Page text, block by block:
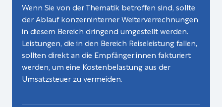
Wenn Sie von der Thematik betroffen sind, sollte
der Ablauf konzerninterner Weiterverrechnungen
in diesem Bereich dringend umgestellt werden.
Leistungen, die in den Bereich Reiseleistung fallen,
sollten direkt an die Empfänger:innen fakturiert
werden, um eine Kostenbelastung aus der
Umsatzsteuer zu vermeiden.